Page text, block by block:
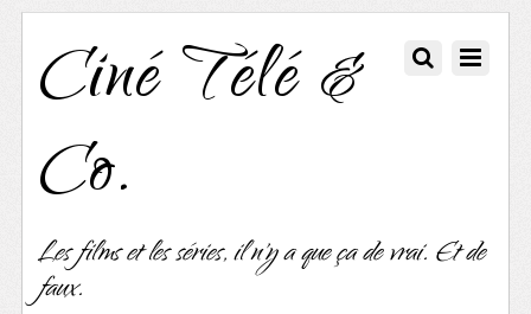
Ciné Télé &
Co.
Les films et les séries, il n'y a que ça de vrai. Et de
faux.